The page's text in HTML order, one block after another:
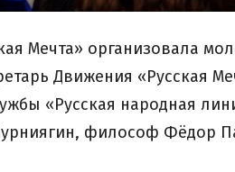
Мечта» организовала
Движения «Русская
«Русская народная
философ Фёдор